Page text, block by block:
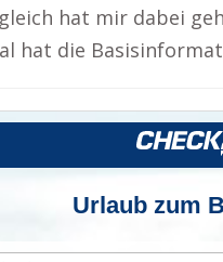
hat mir dabei
hat die
Urlaub zum